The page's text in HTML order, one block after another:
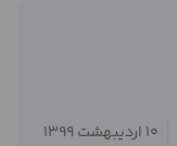
10 اردیبهشت 1399